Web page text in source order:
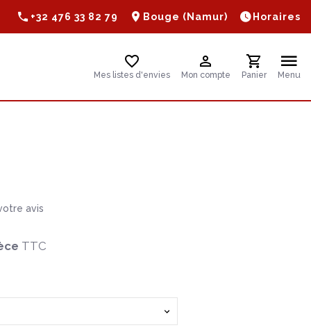
+32 476 33 82 79 Bouge (Namur) Horaires
Mes listes d'envies Mon compte Panier Menu
avis
TTC